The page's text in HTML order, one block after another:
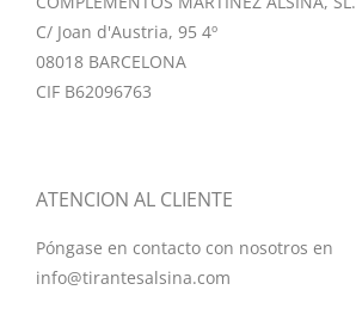
C/ Joan d'Austria, 95 4º
08018 BARCELONA
CIF B62096763
ATENCION AL CLIENTE
Póngase en contacto con nosotros en
info@tirantesalsina.com